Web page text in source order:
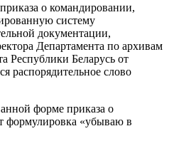
о командировании,
систему
документации,
Департамента по архивам
Республики Беларусь от
распорядительное слово
форме приказа о
формулировка «убываю в